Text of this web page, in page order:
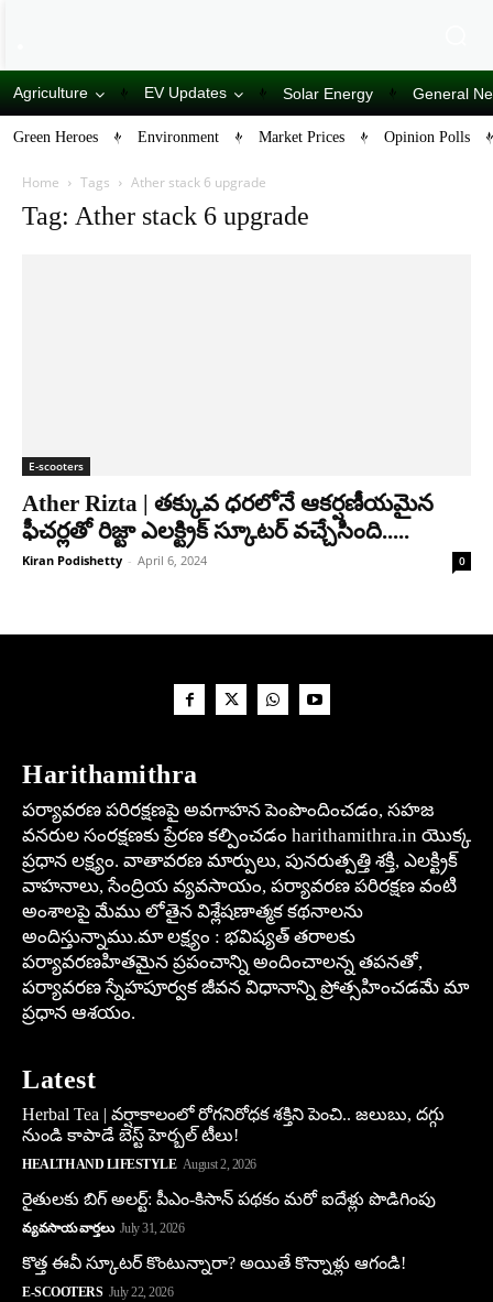
Agriculture EV Updates Solar Energy General
Green Heroes Environment Market Prices Opinion Polls
Home Tags Ather stack 6 upgrade
Tag: Ather stack 6 upgrade
E-scooters
Ather Rizta | తక్కువ ధరలోనే ఆకర్షణీయమైన
ఫీచర్లతో రిజ్టా ఎలక్ట్రిక్ స్కూటర్ వచ్చేసింది.....
Kiran Podishetty - April 6, 2024 0
Harithamithra
పర్యావరణ పరిరక్షణపై అవగాహన పెంపొందించడం, సహజ
వనరుల సంరక్షణకు ప్రేరణ కల్పించడం harithamithra.in యొక్క
ప్రధాన లక్ష్యం. వాతావరణ మార్పులు, పునరుత్పత్తి శక్తి, ఎలక్ట్రిక్
వాహనాలు, సేంద్రియ వ్యవసాయం, పర్యావరణ పరిరక్షణ వంటి
అంశాలపై మేము లోతైన విశ్లేషణాత్మక కథనాలను
అందిస్తున్నాము.మా లక్ష్యం : భవిష్యత్ తరాలకు
పర్యావరణహితమైన ప్రపంచాన్ని అందించాలన్న తపనతో,
పర్యావరణ స్నేహపూర్వక జీవన విధానాన్ని ప్రోత్సహించడమే మా
ప్రధాన ఆశయం.
Latest
Herbal Tea | వర్షాకాలంలో రోగనిరోధక శక్తిని పెంచి.. జలుబు, దగ్గు
నుండి కాపాడే బెస్ట్ హెర్బల్ టీలు!
HEALTH AND LIFESTYLE August 2, 2026
రైతులకు బిగ్ అలర్ట్: పీఎం-కిసాన్ పథకం మరో ఐదేళ్లు పొడిగింపు
వ్యవసాయ వార్తలు July 31, 2026
కొత్త ఈవీ స్కూట‌ర్ కొంటున్నారా? అయితే కొన్నాళ్లు ఆగండి!
E-SCOOTERS July 22, 2026